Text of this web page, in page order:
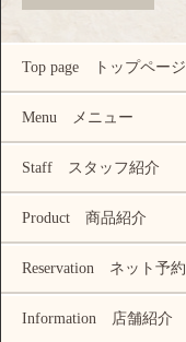
Top page トップページ
Menu メニュー
Staff スタッフ紹介
Product 商品紹介
Reservation ネット予約
Information 店舗紹介